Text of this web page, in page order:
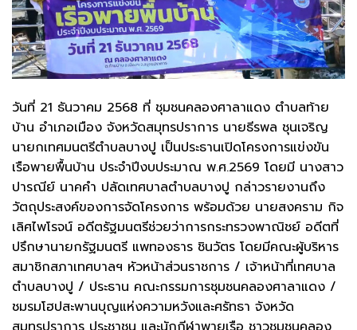
วันที่ 21 ธันวาคม 2568 ที่ ชุมชนคลองศาลาแดง ตำบลท้าย
บ้าน อำเภอเมือง จังหวัดสมุทรปราการ นายธีรพล ชุนเจริญ
นายกเทศมนตรีตำบลบางปู เป็นประธานเปิดโครงการแข่งขัน
เรือพายพื้นบ้าน ประจำปีงบประมาณ พ.ศ.2569 โดยมี นางสาว
ปารณีย์ นาคคำ ปลัดเทศบาลตำบลบางปู กล่าวรายงานถึง
วัตถุประสงค์ของการจัดโครงการ พร้อมด้วย นายสงคราม กิจ
เลิศไพโรจน์ อดีตรัฐมนตรีช่วยว่าการกระทรวงพาณิชย์ อดีตที่
ปรึกษานายกรัฐมนตรี แพทองธาร ชินวัตร โดยมีคณะผู้บริหาร
สมาชิกสภาเทศบาลฯ หัวหน้าส่วนราชการ / เจ้าหน้าที่เทศบาล
ตำบลบางปู / ประธาน คณะกรรมการชุมชนคลองศาลาแดง /
ชมรมโฮปสะพานบุญแห่งความหวังและศรัทธา จังหวัด